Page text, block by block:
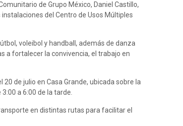
de Grupo México, Daniel Castillo,
del Centro de Usos Múltiples
voleibol y handball, además de danza
a fortalecer la convivencia, el trabajo en
de julio en Casa Grande, ubicada sobre la
a 6:00 de la tarde.
en distintas rutas para facilitar el